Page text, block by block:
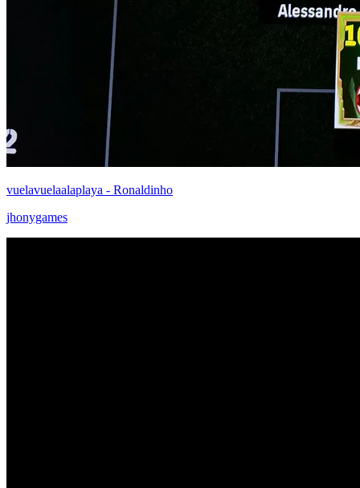
vuelavuelaalaplaya - Ronaldinho
jhonygames